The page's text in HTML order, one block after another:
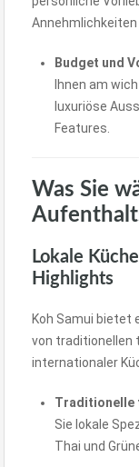
Budget und
Ihnen am
luxuriöse
Features.
Was Sie
Lokale
Highlights
Koh Samui bietet
von traditionellen
internationaler
Traditionelle
Sie lokale
Thai und